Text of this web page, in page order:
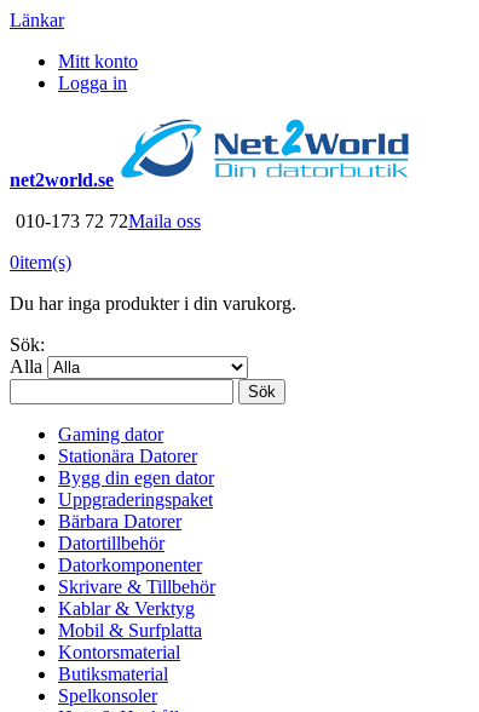
Länkar
Mitt konto
Logga in
net2world.se
010-173 72 72Maila oss
0item(s)
Du har inga produkter i din varukorg.
Sök:
Alla
Sök
Gaming dator
Stationära Datorer
Bygg din egen dator
Uppgraderingspaket
Bärbara Datorer
Datortillbehör
Datorkomponenter
Skrivare & Tillbehör
Kablar & Verktyg
Mobil & Surfplatta
Kontorsmaterial
Butiksmaterial
Spelkonsoler